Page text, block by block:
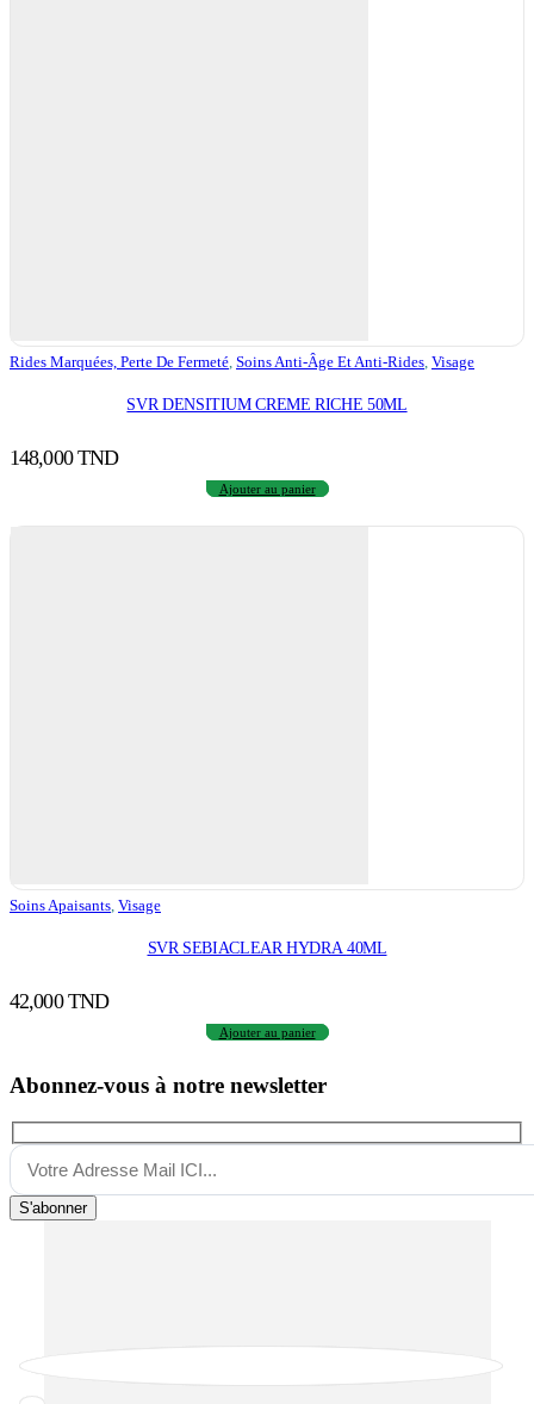
Rides Marquées, Perte De Fermeté Soins Anti-Âge Et Anti-Rides Visage
SVR DENSITIUM CREME RICHE 50ML
148,000TND
Ajouter au panier
Soins Apaisants Visage
SVR SEBIACLEAR HYDRA 40ML
42,000TND
Ajouter au panier
Abonnez-vous à notre newsletter
S'abonner